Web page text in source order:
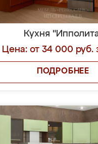
Кухня
Цена: от 34 000 руб.
ПОДРОБНЕЕ